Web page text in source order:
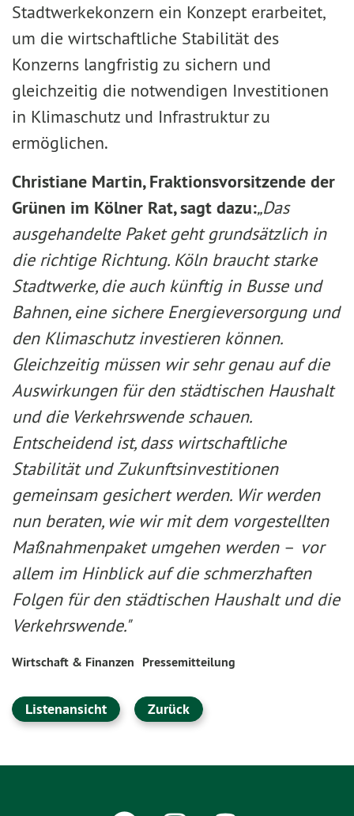
Stadtwerkekonzern ein Konzept erarbeitet,
um die wirtschaftliche Stabilität des
Konzerns langfristig zu sichern und
gleichzeitig die notwendigen Investitionen
in Klimaschutz und Infrastruktur zu
ermöglichen.
Christiane Martin, Fraktionsvorsitzende der
Grünen im Kölner Rat, sagt dazu:„Das
ausgehandelte Paket geht grundsätzlich in
die richtige Richtung. Köln braucht starke
Stadtwerke, die auch künftig in Busse und
Bahnen, eine sichere Energieversorgung und
den Klimaschutz investieren können.
Gleichzeitig müssen wir sehr genau auf die
Auswirkungen für den städtischen Haushalt
und die Verkehrswende schauen.
Entscheidend ist, dass wirtschaftliche
Stabilität und Zukunftsinvestitionen
gemeinsam gesichert werden. Wir werden
nun beraten, wie wir mit dem vorgestellten
Maßnahmenpaket umgehen werden – vor
allem im Hinblick auf die schmerzhaften
Folgen für den städtischen Haushalt und die
Verkehrswende."
Wirtschaft & Finanzen Pressemitteilung
Listenansicht Zurück